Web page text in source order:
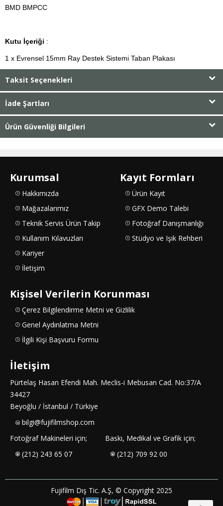
BMD BMPCC
Kutu İçeriği :
1 x Evrensel 15mm Ray Destek Sistemi Taban Plakası
Taksit Seçenekleri
İade Şartları
Ürün Güvenliği Bilgileri
Kurumsal
Hakkımızda
Mağazalarımız
Teknik Servis Ürün Takip
Kullanım Kılavuzları
Kariyer
İletişim
Kayıt Formları
Ürün Kayıt
GFX Demo Talebi
Fotoğraf Danışmanlığı
Stüdyo ve Işık Rehberi
Kişisel Verilerin Korunması
Çerez Bilgilendirme Metni ve Gizlilik
Genel Aydınlatma Metni
İlgili Kişi Başvuru Formu
İletişim
Pürtelaş Hasan Efendi Mah. Meclis-i Mebusan Cad. No:37/A
34427
Beyoğlu / İstanbul / Türkiye
bilgi@fujifilmshop.com
Fotoğraf Makineleri için;
(212) 243 65 07
Baskı, Medikal ve Grafik için;
(212) 709 92 00
Fujifilm Dış Tic. A.Ş, © Copyright 2025